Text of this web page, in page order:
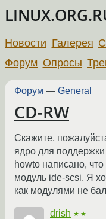
Новости Галерея
Форум Опросы
Форум — General
CD-RW
Скажите,
ядро для
howto написано,
модуль ide-scsi. Я
как модулями не
drish ★★